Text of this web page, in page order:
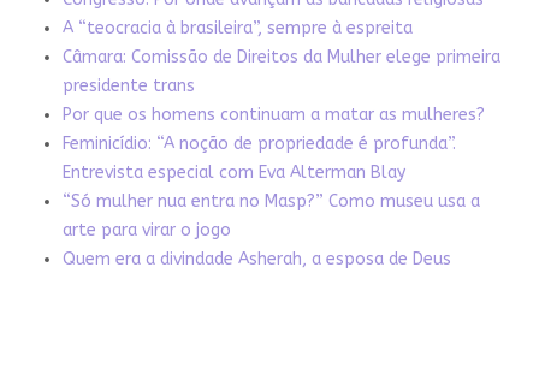
A “teocracia à brasileira”, sempre à espreita
Câmara: Comissão de Direitos da Mulher elege primeira
presidente trans
Por que os homens continuam a matar as mulheres?
Feminicídio: “A noção de propriedade é profunda”.
Entrevista especial com Eva Alterman Blay
“Só mulher nua entra no Masp?” Como museu usa a
arte para virar o jogo
Quem era a divindade Asherah, a esposa de Deus